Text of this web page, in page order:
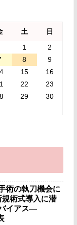
土
日
1
2
8
9
15
16
22
23
29
30
術の執刀機会に
術式導入に潜
イアス—